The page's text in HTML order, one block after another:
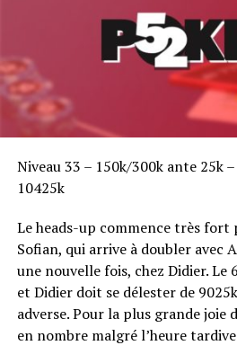
Niveau 33 – 150k/300k ante 25k
10425k
Le heads-up commence très fort
Sofian, qui arrive à doubler avec
une nouvelle fois, chez Didier. Le
et Didier doit se délester de
adverse. Pour la plus grande joie
en nombre malgré l’heure